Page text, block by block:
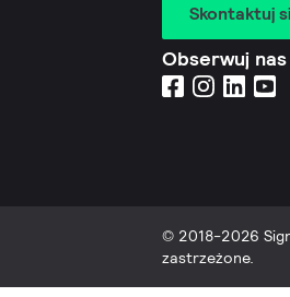
Skontaktuj
Obserwuj nas
© 2018-2026
zastrzeżone.